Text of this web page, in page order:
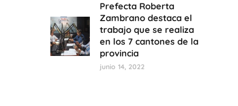
Prefecta Roberta
Zambrano destaca el
trabajo que se realiza
en los 7 cantones de la
provincia
junio 14, 2022